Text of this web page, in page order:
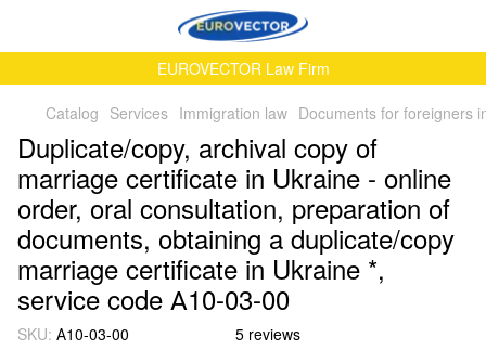
EUROVECTOR Law Firm
Catalog Services Immigration law Documents for foreigners
Duplicate/copy, archival copy of
marriage certificate in Ukraine - online
order, oral consultation, preparation of
documents, obtaining a duplicate/copy
marriage certificate in Ukraine *,
service code А10-03-00
SKU: А10-03-00 5 reviews